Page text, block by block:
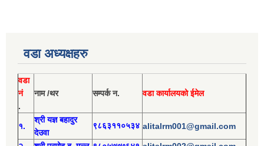
वडा अध्यक्षहरु
वडा
नं
.
नाम /थर सम्पर्क न. वडा कार्यालयको ईमेल
१.
श्री यज्ञ बहादुर
देउवा
९८६३११०५३४ alitalrm001@gmail.com